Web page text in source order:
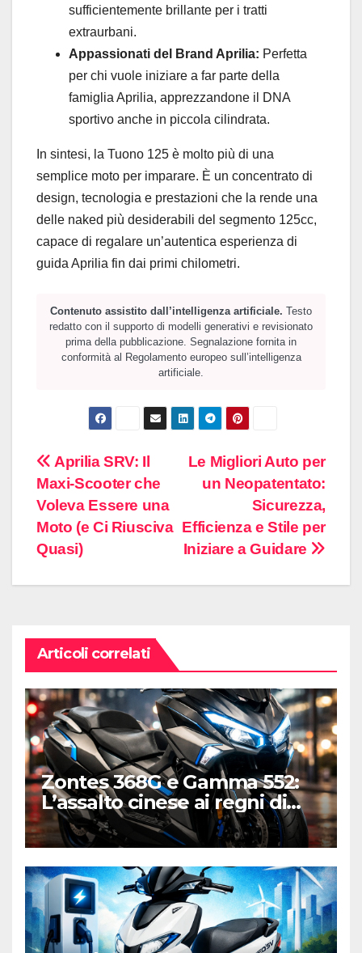
sufficientemente brillante per i tratti
extraurbani.
Appassionati del Brand Aprilia: Perfetta
per chi vuole iniziare a far parte della
famiglia Aprilia, apprezzandone il DNA
sportivo anche in piccola cilindrata.
In sintesi, la Tuono 125 è molto più di una
semplice moto per imparare. È un concentrato di
design, tecnologia e prestazioni che la rende una
delle naked più desiderabili del segmento 125cc,
capace di regalare un’autentica esperienza di
guida Aprilia fin dai primi chilometri.
Contenuto assistito dall’intelligenza artificiale. Testo
redatto con il supporto di modelli generativi e revisionato
prima della pubblicazione. Segnalazione fornita in
conformità al Regolamento europeo sull’intelligenza
artificiale.
Navigazione
articoli
Le Migliori Auto per
un Neopatentato:
Sicurezza,
Efficienza e Stile per
Iniziare a Guidare
Aprilia SRV: Il
Maxi-Scooter che
Voleva Essere una
Moto (e Ci Riusciva
Quasi)
Articoli correlati
Zontes 368G e Gamma 552:
L’assalto cinese ai regni di
Honda e Yamaha